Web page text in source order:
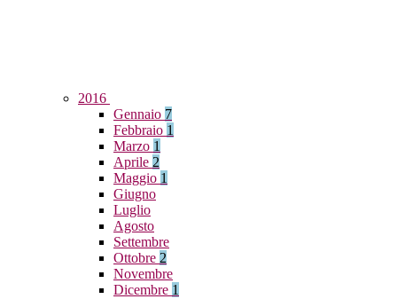
2016
Gennaio 7
Febbraio 1
Marzo 1
Aprile 2
Maggio 1
Giugno
Luglio
Agosto
Settembre
Ottobre 2
Novembre
Dicembre 1